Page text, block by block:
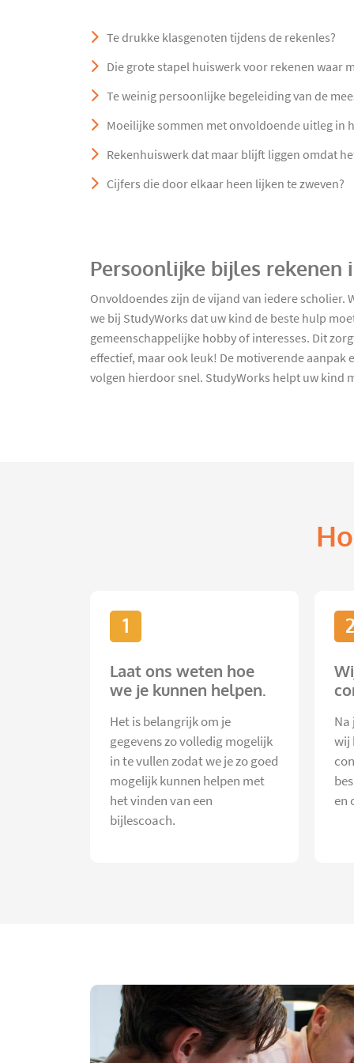
Te drukke klasgenoten tijdens de rekenles?
Die grote stapel huiswerk voor rekenen waar
Te weinig persoonlijke begeleiding van de
Moeilijke sommen met onvoldoende uitleg in
Rekenhuiswerk dat maar blijft liggen omdat
Cijfers die door elkaar heen lijken te zweven?
Persoonlijke bijles rekenen
Onvoldoendes zijn de vijand van iedere
we bij StudyWorks dat uw kind de beste hulp
gemeenschappelijke hobby of interesses. Dit
effectief, maar ook leuk! De motiverende
volgen hierdoor snel. StudyWorks helpt uw kind
1
Laat ons weten hoe
we je kunnen helpen.
Het is belangrijk om je
gegevens zo volledig mogelijk
in te vullen zodat we je zo goed
mogelijk kunnen helpen met
het vinden van een
bijlescoach.
Na
wij
en